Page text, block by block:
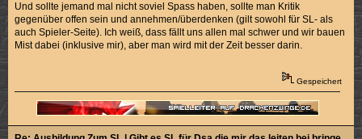
Und sollte jemand mal nicht soviel Spass haben, sollte man Kritik
gegenüber offen sein und annehmen/überdenken (gilt sowohl für SL- als
auch Spieler-Seite). Ich weiß, dass fällt uns allen mal schwer und wir bauen
Mist dabei (inklusive mir), aber man wird mit der Zeit besser darin.
Gespeichert